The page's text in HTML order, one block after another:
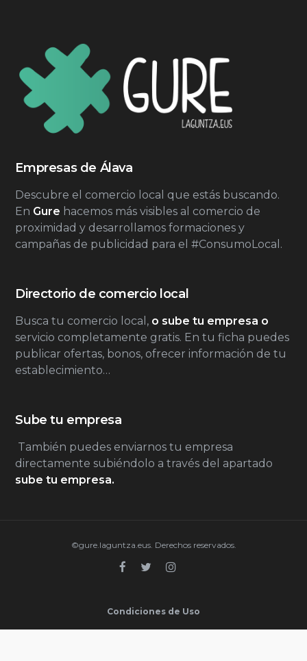
Empresas de Álava
Descubre el comercio local que estás buscando.
En Gure hacemos más visibles al comercio de
proximidad y desarrollamos formaciones y
campañas de publicidad para el #ConsumoLocal.
Directorio de comercio local
Busca tu comercio local, o sube tu empresa o
servicio completamente gratis. En tu ficha puedes
publicar ofertas, bonos, ofrecer información de tu
establecimiento…
Sube tu empresa
También puedes enviarnos tu empresa
directamente subiéndolo a través del apartado
sube tu empresa.
©gure.laguntza.eus. Derechos reservados.
Condiciones de Uso